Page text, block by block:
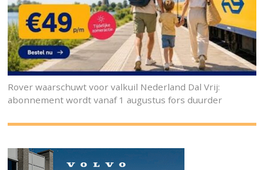
Rover waarschuwt voor valkuil Nederland Dal Vrij:
abonnement wordt vanaf 1 augustus fors duurder